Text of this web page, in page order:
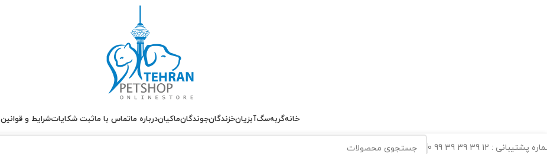
خانهگربهسگآبزیانخزندگانجوندگانماکیاندرباره ماتماس با ماثبت شکایاتشرایط و قوانین
پشتیبانی : 12 39 39 39 99 0